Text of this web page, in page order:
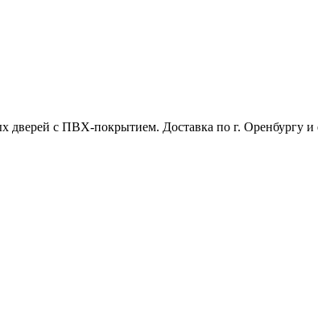
с ПВХ-покрытием. Доставка по г. Оренбургу и